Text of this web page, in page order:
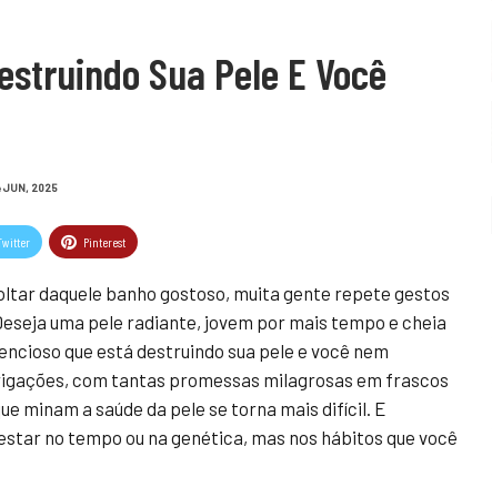
Sua Pele E Você
JUN, 2025
Pinterest
daquele banho gostoso, muita gente repete gestos
uma pele radiante, jovem por mais tempo e cheia
que está destruindo sua pele e você nem
com tantas promessas milagrosas em frascos
minam a saúde da pele se torna mais difícil. E
no tempo ou na genética, mas nos hábitos que você